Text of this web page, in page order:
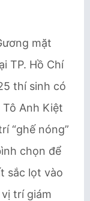
mặt
TP. Hồ Chí
thí sinh có
Anh Kiệt
“ghế nóng”
chọn để
sắc lọt vào
trí giám